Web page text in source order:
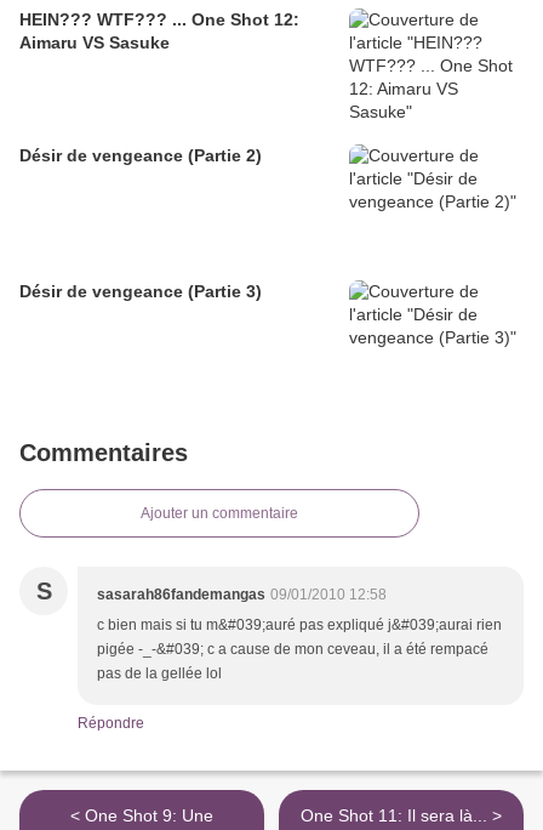
HEIN??? WTF??? ... One Shot 12:
Aimaru VS Sasuke
Désir de vengeance (Partie 2)
Désir de vengeance (Partie 3)
Commentaires
Ajouter un commentaire
S sasarah86fandemangas 09/01/2010 12:58
c bien mais si tu m&#039;auré pas expliqué j&#039;aurai rien
pigée -_-&#039; c a cause de mon ceveau, il a été rempacé
pas de la gellée lol
Répondre
< One Shot 9: Une
One Shot 11: Il sera là... >